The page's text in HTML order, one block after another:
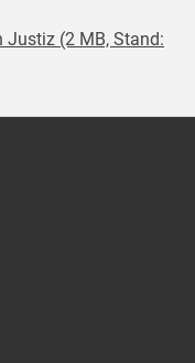
Justiz (2 MB, Stand: